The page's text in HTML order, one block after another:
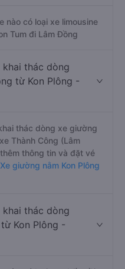
nào có loại xe limousine
Tum đi Lâm Đồng
khai thác dòng
từ Kon Plông -
thác dòng xe giường
Thành Công (Lâm
thông tin và đặt vé
Xe giường nằm Kon Plông
khai thác dòng
Kon Plông -